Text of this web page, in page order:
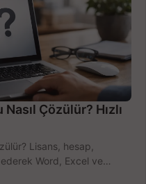
Çözülür? Hızlı
Lisans, hesap,
Word, Excel ve